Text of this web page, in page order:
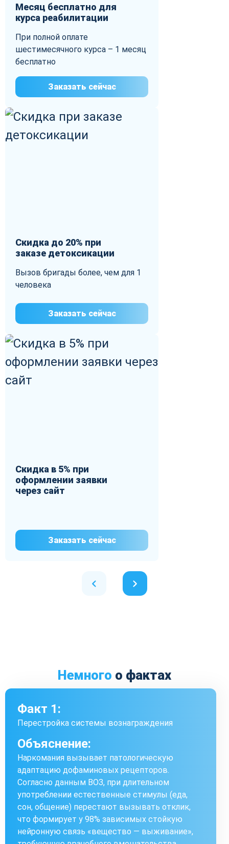
Месяц бесплатно для
курса реабилитации
При полной оплате
шестимесячного курса – 1 месяц
бесплатно
Заказать сейчас
Скидка до 20% при
заказе детоксикации
Вызов бригады более, чем для 1
человека
Заказать сейчас
Скидка в 5% при
оформлении заявки
через сайт
Заказать сейчас
Немного о фактах
Факт 1:
Перестройка системы вознаграждения
Объяснение:
Наркомания вызывает патологическую
адаптацию дофаминовых рецепторов.
Согласно данным ВОЗ, при длительном
употреблении естественные стимулы (еда,
сон, общение) перестают вызывать отклик,
что формирует у 98% зависимых стойкую
нейронную связь «вещество — выживание»,